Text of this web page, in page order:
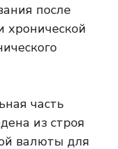
после
хронической
часть
из строя
валюты для